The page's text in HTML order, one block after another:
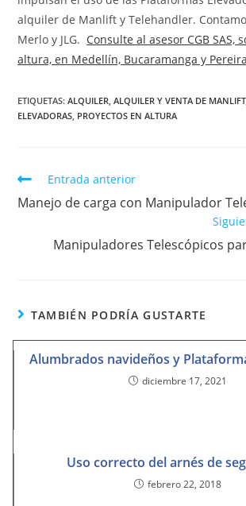
alquiler de Manlift y Telehandler.
Merlo y JLG. Consulte al asesor CGB SAS,
altura, en Medellín, Bucaramanga y Pereira
ETIQUETAS:ALQUILER, ALQUILER Y VENTA DE MANLIFT
ELEVADORAS, PROYECTOS EN ALTURA
Entrada anterior
Manejo de carga con Manipulador
Manipuladores Telescópicos
TAMBIÉN PODRÍA GUSTARTE
Alumbrados navideños y
diciembre 17, 2021
Uso correcto del arnés de
febrero 22, 2018